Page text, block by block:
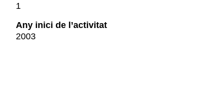
1
Any inici de l’activitat
2003